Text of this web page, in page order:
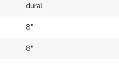
dural
8"
8"